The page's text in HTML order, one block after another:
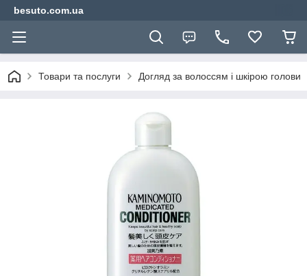
besuto.com.ua
Товари та послуги Догляд за волоссям і шкірою голови